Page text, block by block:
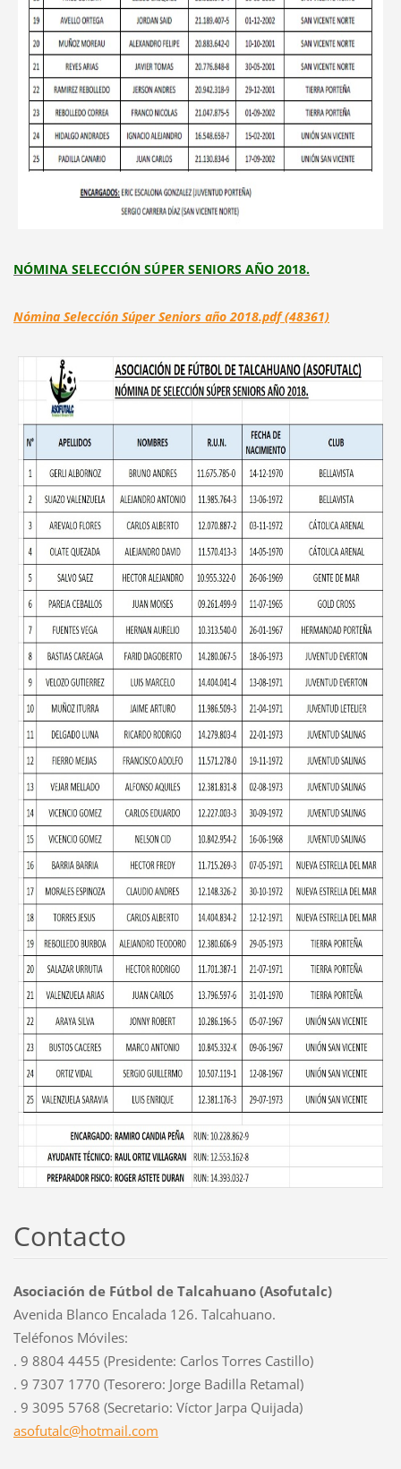
NÓMINA SELECCIÓN SÚPER SENIORS AÑO 2018.
Nómina Selección Súper Seniors año 2018.pdf (48361)
Contacto
Asociación de Fútbol de Talcahuano (Asofutalc)
Avenida Blanco Encalada 126. Talcahuano.
Teléfonos Móviles:
. 9 8804 4455 (Presidente: Carlos Torres Castillo)
. 9 7307 1770 (Tesorero: Jorge Badilla Retamal)
. 9 3095 5768 (Secretario: Víctor Jarpa Quijada)
asofutalc@hotmail.com